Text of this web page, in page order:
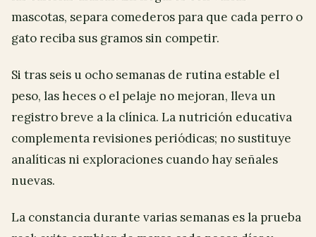
mascotas, separa comederos para que cada perro o
gato reciba sus gramos sin competir.
Si tras seis u ocho semanas de rutina estable el
peso, las heces o el pelaje no mejoran, lleva un
registro breve a la clínica. La nutrición educativa
complementa revisiones periódicas; no sustituye
analíticas ni exploraciones cuando hay señales
nuevas.
La constancia durante varias semanas es la prueba